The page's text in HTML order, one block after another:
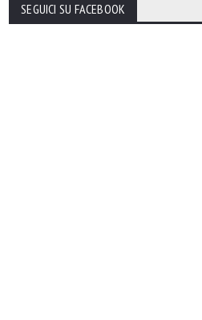
SEGUICI SU FACEBOOK